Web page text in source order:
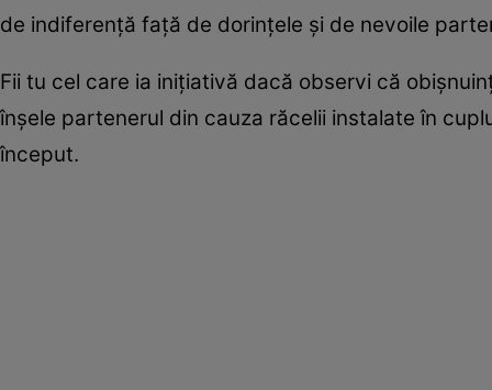
de indiferenţă faţă de dorinţele şi de nevoile
Fii tu cel care ia iniţiativă dacă observi că
înşele partenerul din cauza răcelii instalate în
început.